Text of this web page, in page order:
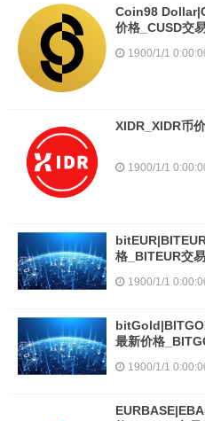
Coin98
价格_CUSD交
1900/1/1
XIDR_XIDR币
1900/1/1
格_BITEUR交
1900/1/1
最新价格
1900/1/1